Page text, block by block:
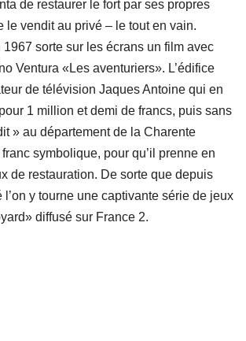
de restaurer le fort par ses propres
le vendit au privé – le tout en vain.
1967 sorte sur les écrans un film avec
Ventura «Les aventuriers». L’édifice
de télévision Jaques Antoine qui en
1 million et demi de francs, puis sans
» au département de la Charente
symbolique, pour qu’il prenne en
de restauration. De sorte que depuis
l’on y tourne une captivante série de jeux
diffusé sur France 2.